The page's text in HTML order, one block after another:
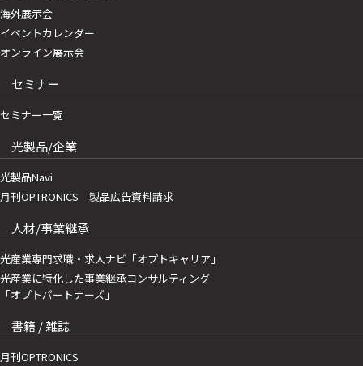
海外展示会
イベントカレンダー
オンライン展示会
セミナー
セミナー一覧
光製品/企業
光製品Navi
月刊OPTRONICS 製品広告資料請求
人材/事業継承
光産業専門求職・求人ナビ「オプトキャリア」
光産業に特化した事業継承コンサルティング
「オプトパートナーズ」
書籍 / 雑誌
月刊OPTRONICS